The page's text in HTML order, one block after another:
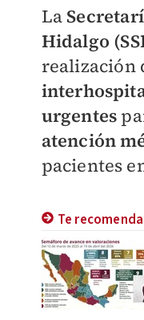
La
Hidalgo
realización
urgentes
atención
pacientes
Te